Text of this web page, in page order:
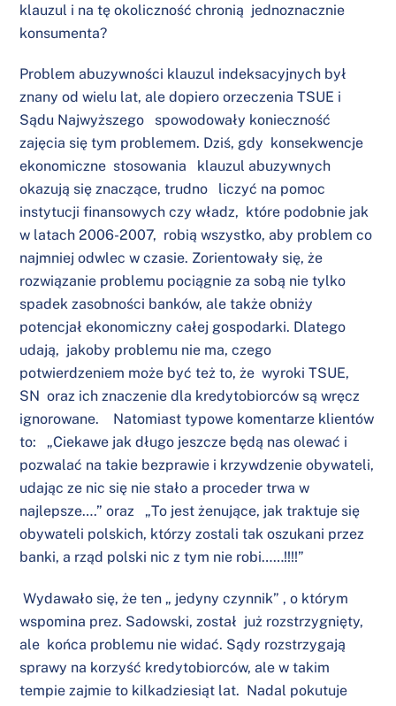
klauzul i na tę okoliczność chronią jednoznacznie
konsumenta?
Problem abuzywności klauzul indeksacyjnych był
znany od wielu lat, ale dopiero orzeczenia TSUE i
Sądu Najwyższego spowodowały konieczność
zajęcia się tym problemem. Dziś, gdy konsekwencje
ekonomiczne stosowania klauzul abuzywnych
okazują się znaczące, trudno liczyć na pomoc
instytucji finansowych czy władz, które podobnie jak
w latach 2006-2007, robią wszystko, aby problem co
najmniej odwlec w czasie. Zorientowały się, że
rozwiązanie problemu pociągnie za sobą nie tylko
spadek zasobności banków, ale także obniży
potencjał ekonomiczny całej gospodarki. Dlatego
udają, jakoby problemu nie ma, czego
potwierdzeniem może być też to, że wyroki TSUE,
SN oraz ich znaczenie dla kredytobiorców są wręcz
ignorowane. Natomiast typowe komentarze klientów
to: „Ciekawe jak długo jeszcze będą nas olewać i
pozwalać na takie bezprawie i krzywdzenie obywateli,
udając ze nic się nie stało a proceder trwa w
najlepsze….” oraz „To jest żenujące, jak traktuje się
obywateli polskich, którzy zostali tak oszukani przez
banki, a rząd polski nic z tym nie robi……!!!!”
Wydawało się, że ten „ jedyny czynnik” , o którym
wspomina prez. Sadowski, został już rozstrzygnięty,
ale końca problemu nie widać. Sądy rozstrzygają
sprawy na korzyść kredytobiorców, ale w takim
tempie zajmie to kilkadziesiąt lat. Nadal pokutuje